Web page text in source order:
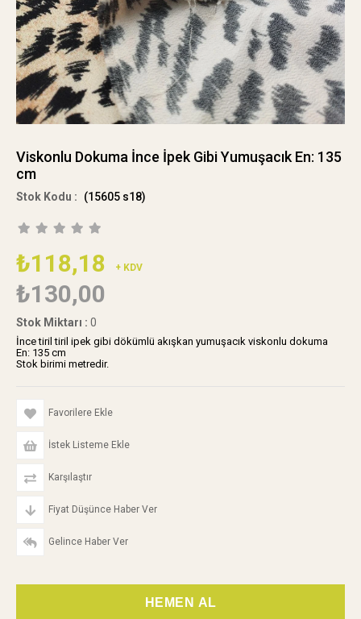
Viskonlu Dokuma İnce İpek Gibi Yumuşacık En: 135
cm
(15605 s18)
₺118,18 + KDV
₺130,00
Stok Miktarı : 0
İnce tiril tiril ipek gibi dökümlü akışkan yumuşacık viskonlu dokuma
En: 135 cm
Stok birimi metredir.
Favorilere Ekle
İstek Listeme Ekle
Karşılaştır
Fiyat Düşünce Haber Ver
Gelince Haber Ver